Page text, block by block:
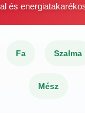
és
Fa Szalma
Mész